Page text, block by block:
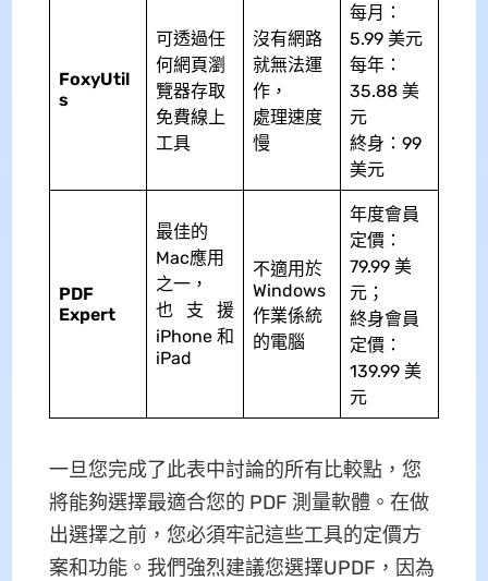
FoxyUtil
s
可透過任
何網頁瀏
覽器存取
免費線上
工具
沒有網路
就無法運
作，
處理速度
慢
每月：
5.99 美元
每年：
35.88 美
元
終身：99
美元
PDF
Expert
最佳的
Mac應用
之一，
也支援
iPhone 和
iPad
不適用於
Windows
作業係統
的電腦
年度會員
定價：
79.99 美
元；
終身會員
定價：
139.99 美
元
一旦您完成了此表中討論的所有比較點，您
將能夠選擇最適合您的 PDF 測量軟體。在做
出選擇之前，您必須牢記這些工具的定價方
案和功能。我們強烈建議您選擇UPDF，因為